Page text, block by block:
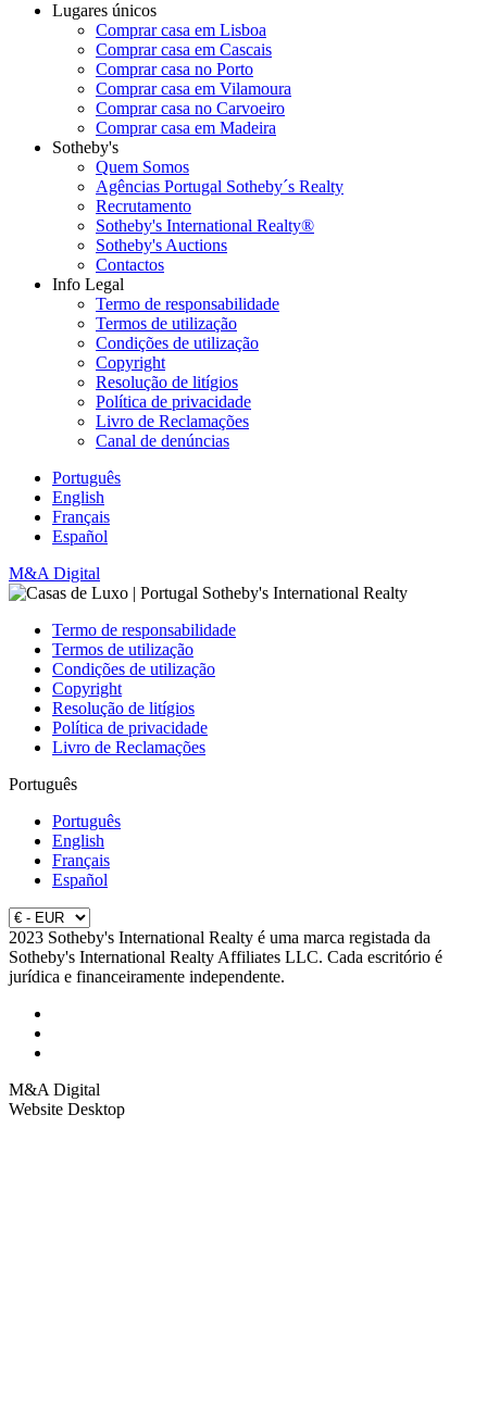
Lugares únicos
Comprar casa em Lisboa
Comprar casa em Cascais
Comprar casa no Porto
Comprar casa em Vilamoura
Comprar casa no Carvoeiro
Comprar casa em Madeira
Sotheby's
Quem Somos
Agências Portugal Sotheby´s Realty
Recrutamento
Sotheby's International Realty®
Sotheby's Auctions
Contactos
Info Legal
Termo de responsabilidade
Termos de utilização
Condições de utilização
Copyright
Resolução de litígios
Política de privacidade
Livro de Reclamações
Canal de denúncias
Português
English
Français
Español
M&A Digital
Termo de responsabilidade
Termos de utilização
Condições de utilização
Copyright
Resolução de litígios
Política de privacidade
Livro de Reclamações
Português
Português
English
Français
Español
2023 Sotheby's International Realty é uma marca registada da
Sotheby's International Realty Affiliates LLC. Cada escritório é
jurídica e financeiramente independente.
M&A Digital
Website Desktop